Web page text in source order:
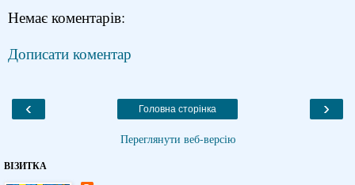
Немає коментарів:
Дописати коментар
‹ ›
Головна сторінка
Переглянути веб-версію
ВІЗИТКА